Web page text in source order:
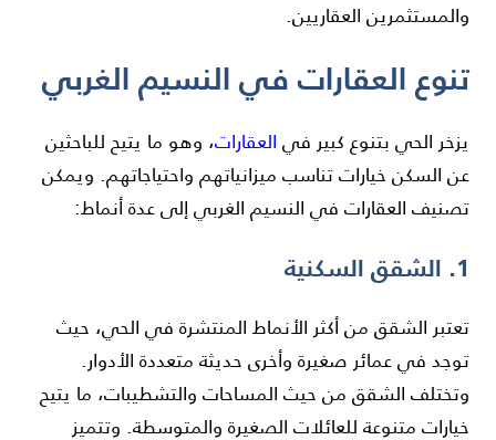
والمستثمرين العقاريين.
تنوع العقارات في النسيم الغربي
يزخر الحي بتنوع كبير في العقارات، وهو ما يتيح للباحثين
عن السكن خيارات تناسب ميزانياتهم واحتياجاتهم. ويمكن
تصنيف العقارات في النسيم الغربي إلى عدة أنماط:
1. الشقق السكنية
تعتبر الشقق من أكثر الأنماط المنتشرة في الحي، حيث
توجد في عمائر صغيرة وأخرى حديثة متعددة الأدوار.
وتختلف الشقق من حيث المساحات والتشطيبات، ما يتيح
خيارات متنوعة للعائلات الصغيرة والمتوسطة. وتتميز